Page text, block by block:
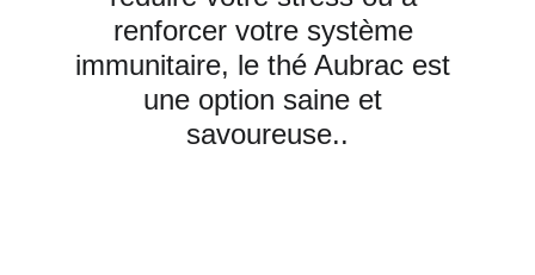
renforcer votre système
immunitaire, le thé Aubrac est
une option saine et
savoureuse..